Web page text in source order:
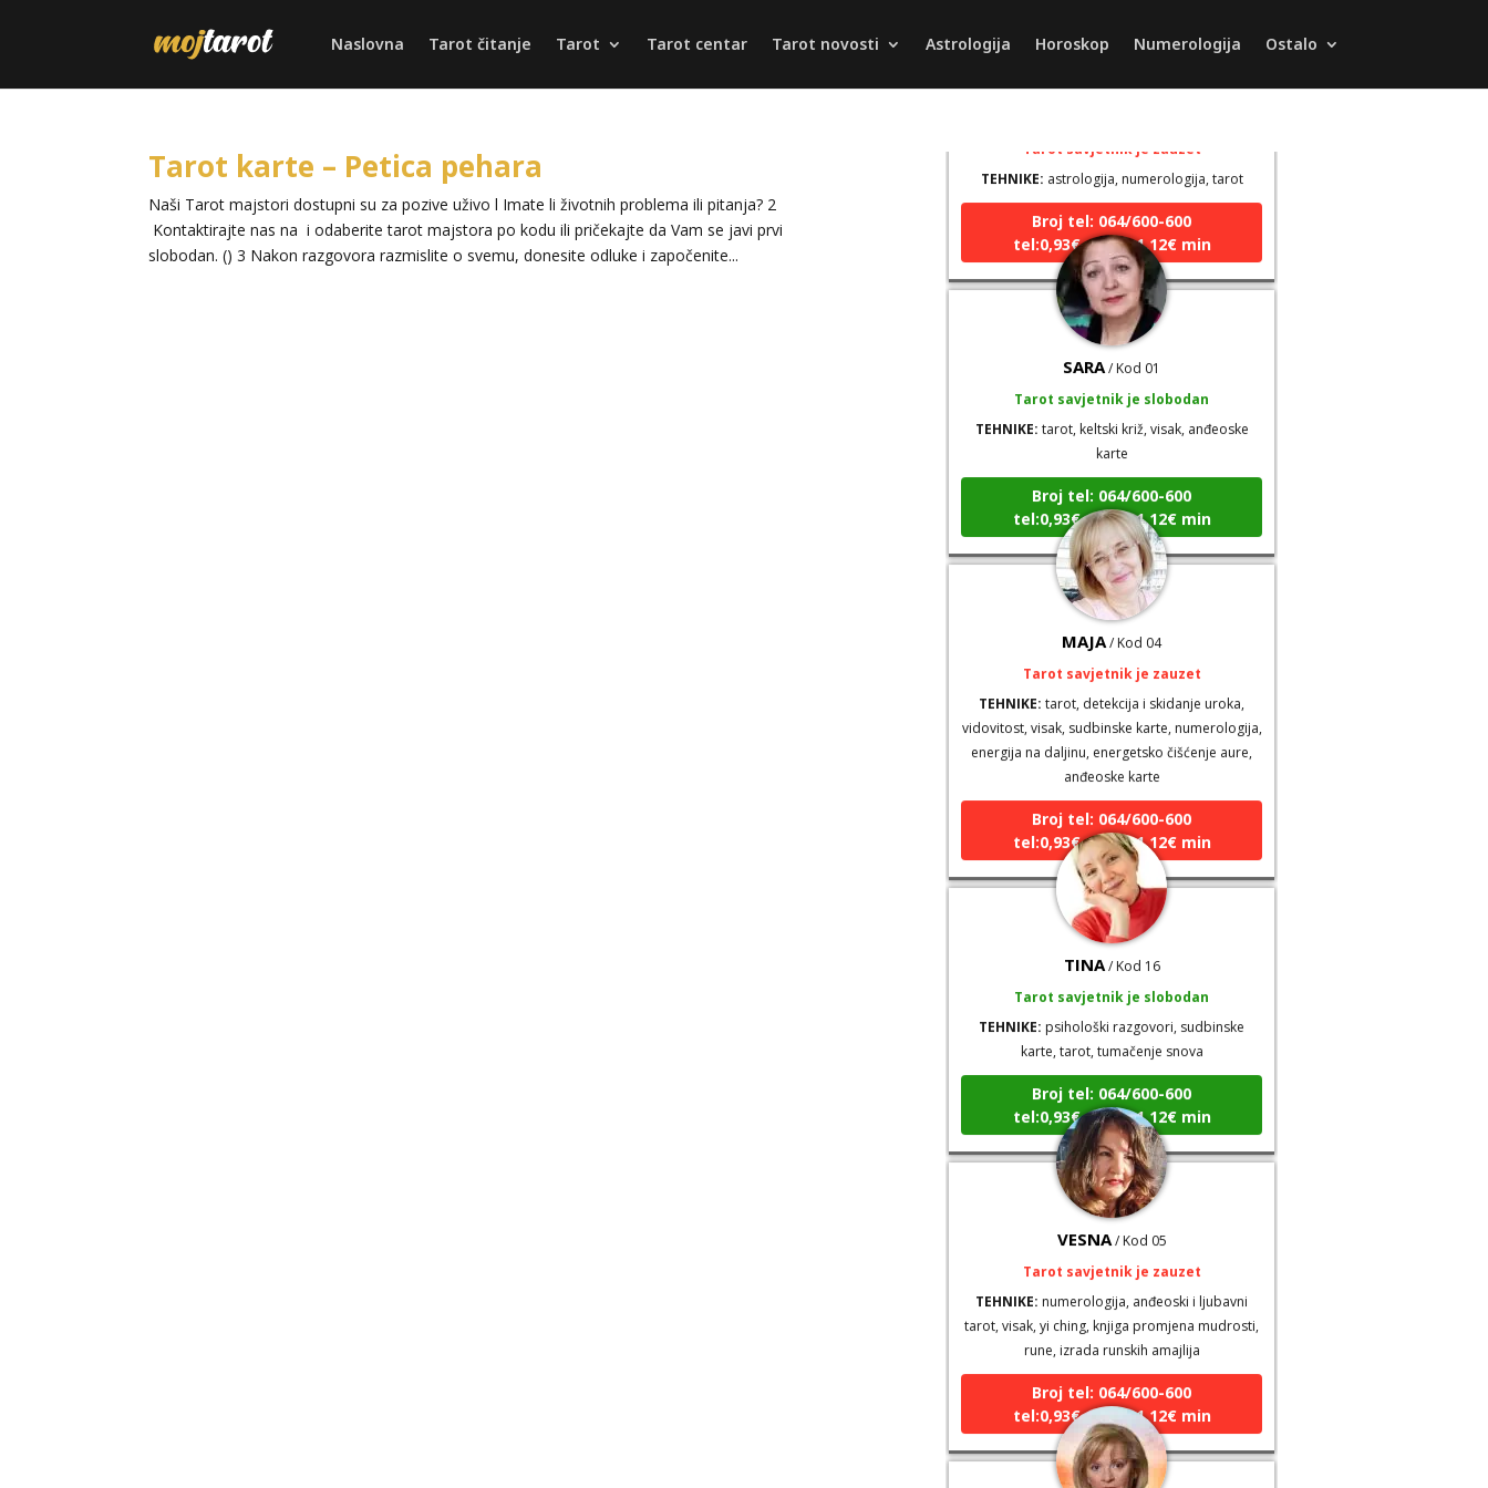
Naslovna Tarot čitanje Tarot Tarot centar Tarot novosti Astrologija Horoskop Numerologija Ostalo
Tarot karte – Petica pehara
Naši Tarot majstori dostupni su za pozive uživo l Imate li životnih problema ili pitanja? 2
Kontaktirajte nas na i odaberite tarot majstora po kodu ili pričekajte da Vam se javi prvi
slobodan. () 3 Nakon razgovora razmislite o svemu, donesite odluke i započenite...
astrologija, numerologija, tarot
Broj tel: 064/600-600
tel:0,93€ - mob:1,12€ min
SARA/ Kod 01
tarot, keltski križ, visak, anđeoske
karte
Broj tel: 064/600-600
tel:0,93€ - mob:1,12€ min
MAJA/ Kod 04
Tarot savjetnik je zauzet
tarot, detekcija i skidanje uroka,
vidovitost, visak, sudbinske karte, numerologija,
energija na daljinu, energetsko čišćenje aure,
anđeoske karte
Broj tel: 064/600-600
tel:0,93€ - mob:1,12€ min
TINA/ Kod 16
psihološki razgovori, sudbinske
karte, tarot, tumačenje snova
Broj tel: 064/600-600
tel:0,93€ - mob:1,12€ min
VESNA/ Kod 05
numerologija, anđeoski i ljubavni
tarot, visak, yi ching, knjiga promjena mudrosti,
rune, izrada runskih amajlija
Broj tel: 064/600-600
tel:0,93€ - mob:1,12€ min